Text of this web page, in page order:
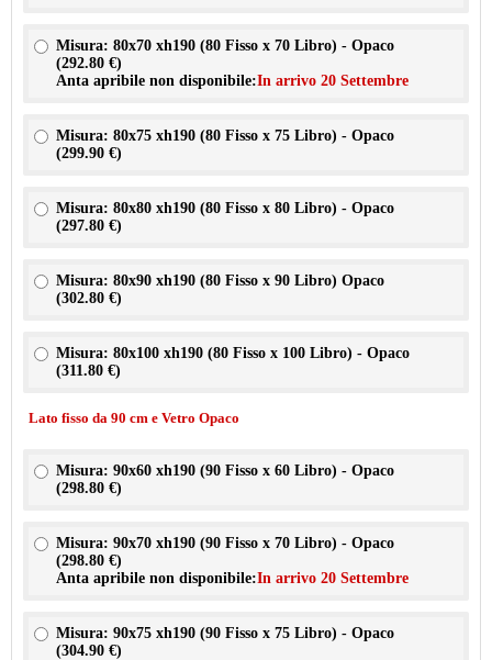
Misura: 80x70 xh190 (80 Fisso x 70 Libro) - Opaco
(292.80 €)
Anta apribile non disponibile:In arrivo 20 Settembre
Misura: 80x75 xh190 (80 Fisso x 75 Libro) - Opaco
(299.90 €)
Misura: 80x80 xh190 (80 Fisso x 80 Libro) - Opaco
(297.80 €)
Misura: 80x90 xh190 (80 Fisso x 90 Libro) Opaco
(302.80 €)
Misura: 80x100 xh190 (80 Fisso x 100 Libro) - Opaco
(311.80 €)
Lato fisso da 90 cm e Vetro Opaco
Misura: 90x60 xh190 (90 Fisso x 60 Libro) - Opaco
(298.80 €)
Misura: 90x70 xh190 (90 Fisso x 70 Libro) - Opaco
(298.80 €)
Anta apribile non disponibile:In arrivo 20 Settembre
Misura: 90x75 xh190 (90 Fisso x 75 Libro) - Opaco
(304.90 €)